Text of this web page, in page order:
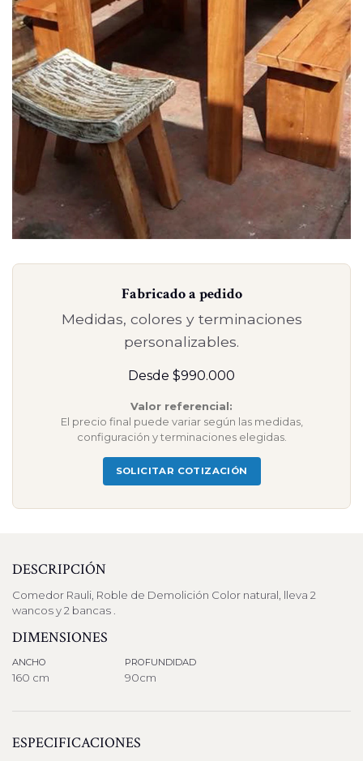
Fabricado a pedido
Medidas, colores y terminaciones
personalizables.
Desde $990.000
Valor referencial:
El precio final puede variar según las medidas,
configuración y terminaciones elegidas.
SOLICITAR COTIZACIÓN
DESCRIPCIÓN
Comedor Rauli, Roble de Demolición Color natural, lleva 2
wancos y 2 bancas .
DIMENSIONES
ANCHO
160 cm
PROFUNDIDAD
90cm
ESPECIFICACIONES